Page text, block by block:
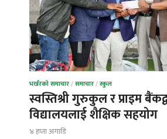
भर्खरको समाचार/समाचार/स्कुल
स्वस्तिश्री गुरुकुल र प्राइम
विद्यालयलाई शैक्षिक सहयोग
४ हप्ता अगाडि